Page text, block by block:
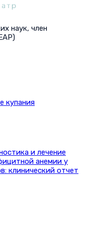
наук, член
купания
и лечение
анемии у
клинический отчет